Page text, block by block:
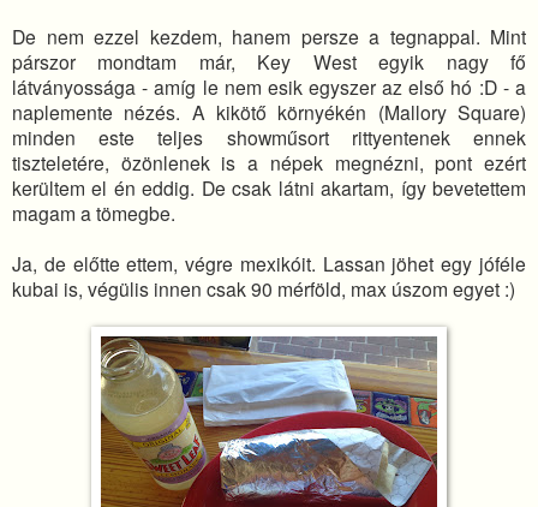
De nem ezzel kezdem, hanem persze a tegnappal. Mint
párszor mondtam már, Key West egyik nagy fő
látványossága - amíg le nem esik egyszer az első hó :D - a
naplemente nézés. A kikötő környékén (Mallory Square)
minden este teljes showműsort rittyentenek ennek
tiszteletére, özönlenek is a népek megnézni, pont ezért
kerültem el én eddig. De csak látni akartam, így bevetettem
magam a tömegbe.
Ja, de előtte ettem, végre mexikóit. Lassan jöhet egy jóféle
kubai is, végülis innen csak 90 mérföld, max úszom egyet :)